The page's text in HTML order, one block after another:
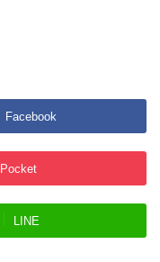
Facebook
Pocket
LINE